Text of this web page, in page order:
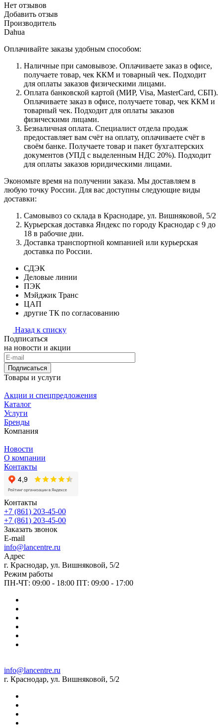
Нет отзывов
Добавить отзыв
Производитель
Dahua
Оплачивайте заказы удобным способом:
Наличные при самовывозе. Оплачиваете заказ в офисе,
получаете товар, чек ККМ и товарный чек. Подходит
для оплаты заказов физическими лицами.
Оплата банковской картой (МИР, Visa, MasterCard, СБП).
Оплачиваете заказ в офисе, получаете товар, чек ККМ и
товарный чек. Подходит для оплаты заказов
физическими лицами.
Безналичная оплата. Специалист отдела продаж
предоставляет вам счёт на оплату, оплачиваете счёт в
своём банке. Получаете товар и пакет бухгалтерских
документов (УПД с выделенным НДС 20%). Подходит
для оплаты заказов юридическими лицами.
Экономьте время на получении заказа. Мы доставляем в
любую точку России. Для вас доступны следующие виды
доставки:
Самовывоз со склада в Краснодаре, ул. Вишняковой, 5/2
Курьерская доставка Яндекс по городу Краснодар с 9 до
18 в рабочие дни.
Доставка транспортной компанией или курьерская
доставка по России.
СДЭК
Деловые линии
ПЭК
Мэйджик Транс
ЦАП
другие ТК по согласованию
Назад к списку
Подписаться
на новости и акции
Подписаться
Товары и услуги
Акции и спецпредложения
Каталог
Услуги
Бренды
Компания
Новости
О компании
Контакты
Контакты
+7 (861) 203-45-00
+7 (861) 203-45-00
Заказать звонок
E-mail
info@lancentre.ru
Адрес
г. Краснодар, ул. Вишняковой, 5/2
Режим работы
ПН-ЧТ: 09:00 - 18:00 ПТ: 09:00 - 17:00
info@lancentre.ru
г. Краснодар, ул. Вишняковой, 5/2